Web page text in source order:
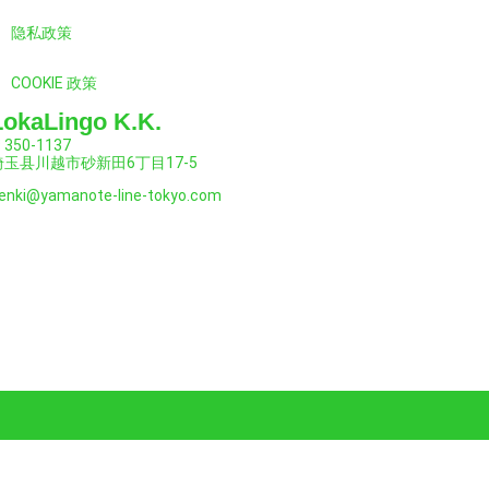
隐私政策
COOKIE 政策
K.K.
350-1137
玉县川越市砂新田6丁目17-5
line-tokyo.com